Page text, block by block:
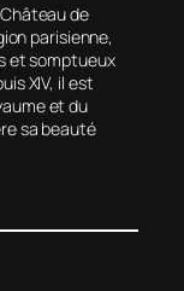
de
parisienne,
et somptueux
XIV, il est
et du
sa beauté